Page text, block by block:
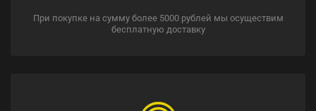
При покупке на сумму более 5000 рублей мы осуществим
бесплатную доставку